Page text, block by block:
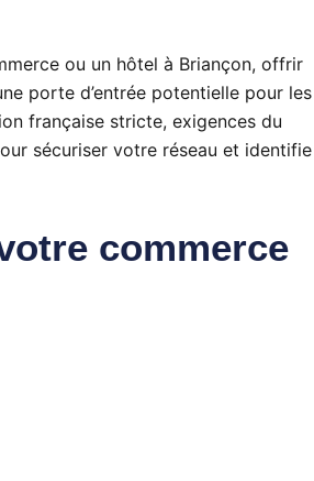
ou un hôtel à Briançon, offrir
porte d’entrée potentielle pour les
française stricte, exigences du
sécuriser votre réseau et identifie
commerce